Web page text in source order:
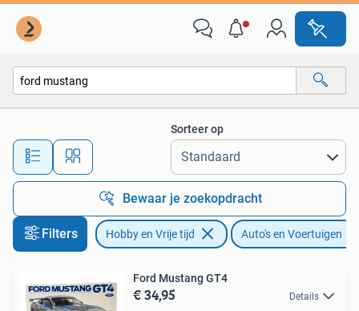
Alle afstanden…
Sorteer op
Bewaar je zoekopdracht
Filters Hobby en Vrije tijd Auto's en Voertuigen
Ford Mustang GT4
€ 34,95 Details